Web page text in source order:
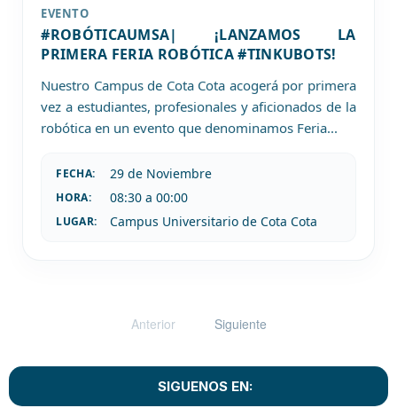
EVENTO
#ROBÓTICAUMSA| ¡LANZAMOS LA
PRIMERA FERIA ROBÓTICA #TINKUBOTS!
Nuestro Campus de Cota Cota acogerá por primera
vez a estudiantes, profesionales y aficionados de la
robótica en un evento que denominamos Feria...
FECHA: 29 de Noviembre
HORA: 08:30 a 00:00
LUGAR: Campus Universitario de Cota Cota
Anterior Siguiente
SIGUENOS EN: